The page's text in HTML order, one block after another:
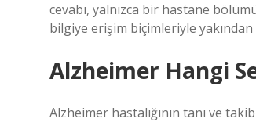
cevabı, yalnızca bir hastane
bilgiye erişim biçimleriyle
Alzheimer Hangi
Alzheimer hastalığının tanı ve